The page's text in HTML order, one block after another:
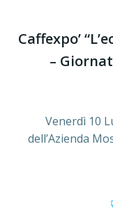
Caffexpo’
–
Venerdì 10
dell’Azienda